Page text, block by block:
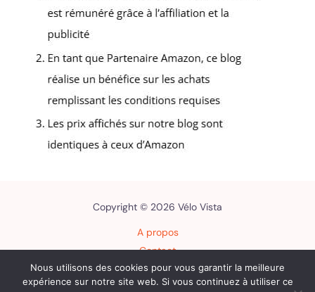
Copyright © 2026 Vélo Vista
A propos
Contact
Plan du site
Mentions légales
Nous utilisons des cookies pour vous garantir la meilleure
expérience sur notre site web. Si vous continuez à utiliser ce